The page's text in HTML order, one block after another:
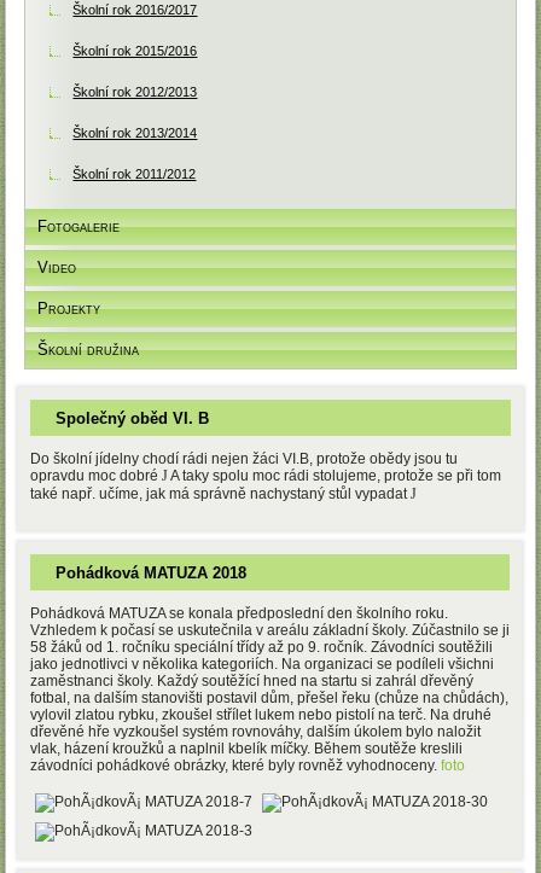
Školní rok 2016/2017
Školní rok 2015/2016
Školní rok 2012/2013
Školní rok 2013/2014
Školní rok 2011/2012
Fotogalerie
Video
Projekty
Školní družina
Společný oběd VI. B
Do školní jídelny chodí rádi nejen žáci VI.B, protože obědy jsou tu
opravdu moc dobréJA taky spolu moc rádi stolujeme, protože se při tom
také např. učíme, jak má správně nachystaný stůl vypadatJ
Pohádková MATUZA 2018
Pohádková MATUZA se konala předposlední den školního roku.
Vzhledem k počasí se uskutečnila v areálu základní školy. Zúčastnilo se ji
58 žáků od 1. ročníku speciální třídy až po 9. ročník. Závodníci soutěžili
jako jednotlivci v několika kategoriích. Na organizaci se podíleli všichni
zaměstnanci školy. Každý soutěžící hned na startu si zahrál dřevěný
fotbal, na dalším stanovišti postavil dům, přešel řeku (chůze na chůdách),
vylovil zlatou rybku, zkoušel střílet lukem nebo pistolí na terč. Na druhé
dřevěné hře vyzkoušel systém rovnováhy, dalším úkolem bylo naložit
vlak, házení kroužků a naplnil kbelík míčky. Během soutěže kreslili
závodníci pohádkové obrázky, které byly rovněž vyhodnoceny.foto